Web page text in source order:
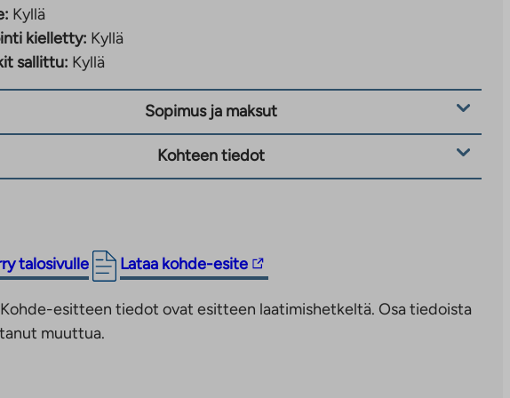
Kyllä
kielletty: Kyllä
sallittu: Kyllä
Sopimus ja maksut
Kohteen tiedot
talosivulle Lataa kohde-esite
Linkki
vie
ulkopuoliseen
esitteen tiedot ovat esitteen laatimishetkeltä. Osa tiedoista
muuttua.